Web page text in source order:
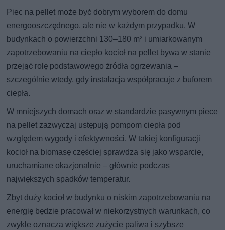
Piec na pellet może być dobrym wyborem do domu
energooszczędnego, ale nie w każdym przypadku. W
budynkach o powierzchni 130–180 m² i umiarkowanym
zapotrzebowaniu na ciepło kocioł na pellet bywa w stanie
przejąć rolę podstawowego źródła ogrzewania –
szczególnie wtedy, gdy instalacja współpracuje z buforem
ciepła.
W mniejszych domach oraz w standardzie pasywnym piece
na pellet zazwyczaj ustępują pompom ciepła pod
względem wygody i efektywności. W takiej konfiguracji
kocioł na biomasę częściej sprawdza się jako wsparcie,
uruchamiane okazjonalnie – głównie podczas
największych spadków temperatur.
Zbyt duży kocioł w budynku o niskim zapotrzebowaniu na
energię będzie pracował w niekorzystnych warunkach, co
zwykle oznacza większe zużycie paliwa i szybsze